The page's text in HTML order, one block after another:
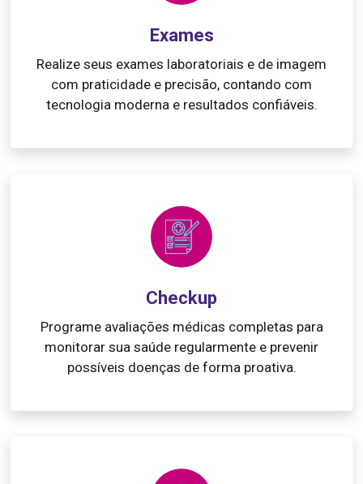
Exames
Realize seus exames laboratoriais e de imagem
com praticidade e precisão, contando com
tecnologia moderna e resultados confiáveis.
Checkup
Programe avaliações médicas completas para
monitorar sua saúde regularmente e prevenir
possíveis doenças de forma proativa.